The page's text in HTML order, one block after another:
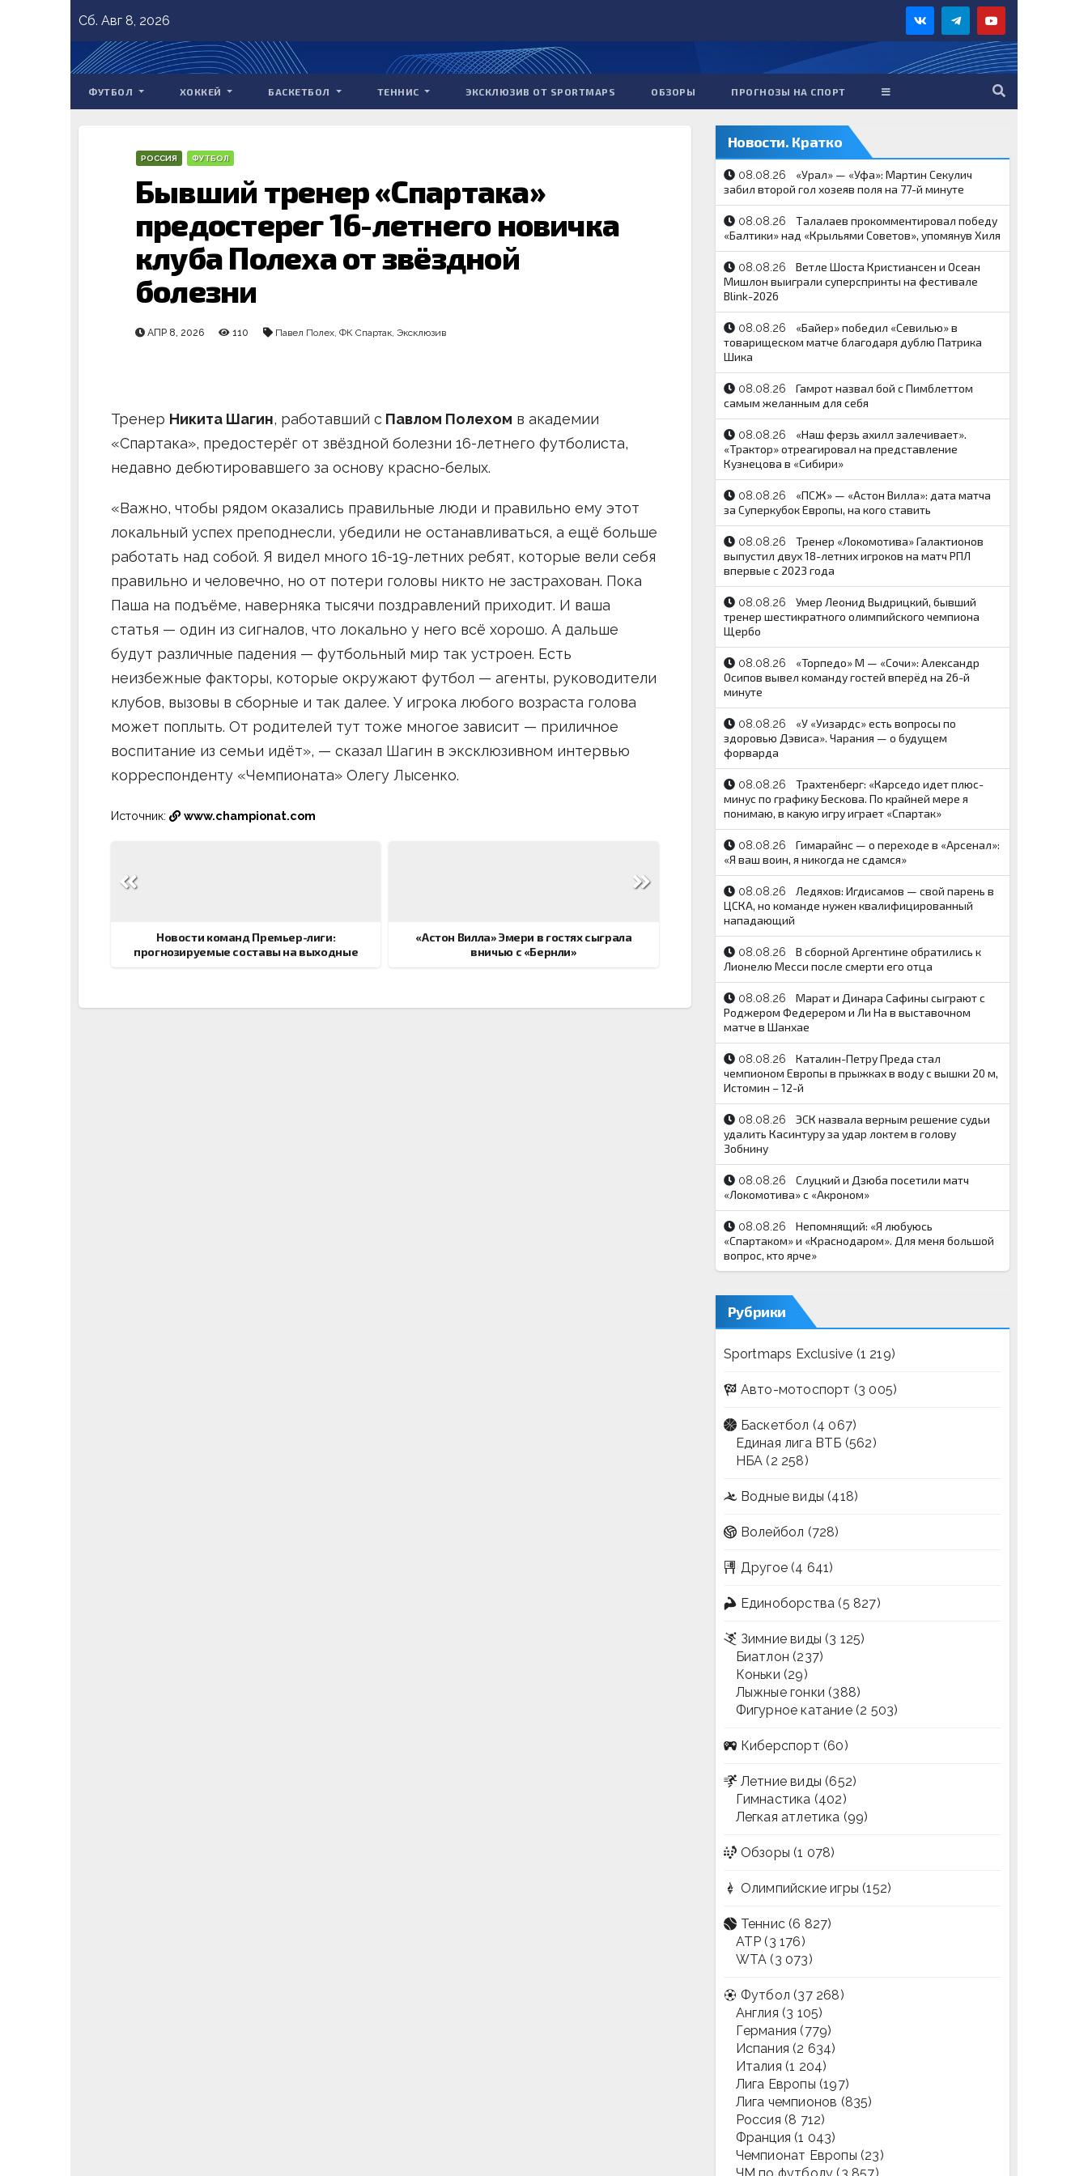
to
content
Сб. Авг 8, 2026
ФУТБОЛ ХОККЕЙ БАСКЕТБОЛ ТЕННИС ЭКСКЛЮЗИВ ОТ SPORTMAPS ОБЗОРЫ ПРОГНОЗЫ НА СПОРТ
РОССИЯ ФУТБОЛ
Бывший тренер «Спартака»
предостерег 16-летнего новичка
клуба Полеха от звёздной
болезни
АПР 8, 2026 110 Павел Полех, ФК Спартак, Эксклюзив
Тренер Никита Шагин, работавший с Павлом Полехом в академии
«Спартака», предостерёг от звёздной болезни 16-летнего футболиста,
недавно дебютировавшего за основу красно-белых.
«Важно, чтобы рядом оказались правильные люди и правильно ему этот
локальный успех преподнесли, убедили не останавливаться, а ещё больше
работать над собой. Я видел много 16-19-летних ребят, которые вели себя
правильно и человечно, но от потери головы никто не застрахован. Пока
Паша на подъёме, наверняка тысячи поздравлений приходит. И ваша
статья — один из сигналов, что локально у него всё хорошо. А дальше
будут различные падения — футбольный мир так устроен. Есть
неизбежные факторы, которые окружают футбол — агенты, руководители
клубов, вызовы в сборные и так далее. У игрока любого возраста голова
может поплыть. От родителей тут тоже многое зависит — приличное
воспитание из семьи идёт», — сказал Шагин в эксклюзивном интервью
корреспонденту «Чемпионата» Олегу Лысенко.
Источник: www.championat.com
по
Новости команд Премьер-лиги:
прогнозируемые составы на выходные
«Астон Вилла» Эмери в гостях сыграла
вничью с «Бернли»
Новости. Кратко
08.08.26
«Урал» — «Уфа»: Мартин Секулич
забил второй гол хозеяв поля на 77-й минуте
08.08.26
Талалаев прокомментировал победу
«Балтики» над «Крыльями Советов», упомянув Хиля
08.08.26
Ветле Шоста Кристиансен и Осеан
Мишлон выиграли суперспринты на фестивале
Blink-2026
08.08.26
«Байер» победил «Севилью» в
товарищеском матче благодаря дублю Патрика
Шика
08.08.26
Гамрот назвал бой с Пимблеттом
самым желанным для себя
08.08.26
«Наш ферзь ахилл залечивает».
«Трактор» отреагировал на представление
Кузнецова в «Сибири»
08.08.26
«ПСЖ» — «Астон Вилла»: дата матча
за Суперкубок Европы, на кого ставить
08.08.26
Тренер «Локомотива» Галактионов
выпустил двух 18-летних игроков на матч РПЛ
впервые с 2023 года
08.08.26
Умер Леонид Выдрицкий, бывший
тренер шестикратного олимпийского чемпиона
Щербо
08.08.26
«Торпедо» М — «Сочи»: Александр
Осипов вывел команду гостей вперёд на 26-й
минуте
08.08.26
«У «Уизардс» есть вопросы по
здоровью Дэвиса». Чарания — о будущем
форварда
08.08.26
Трахтенберг: «Карседо идет плюс-
минус по графику Бескова. По крайней мере я
понимаю, в какую игру играет «Спартак»
08.08.26
Гимарайнс — о переходе в «Арсенал»:
«Я ваш воин, я никогда не сдамся»
08.08.26
Ледяхов: Игдисамов — свой парень в
ЦСКА, но команде нужен квалифицированный
нападающий
08.08.26
В сборной Аргентине обратились к
Лионелю Месси после смерти его отца
08.08.26
Марат и Динара Сафины сыграют с
Роджером Федерером и Ли На в выставочном
матче в Шанхае
08.08.26
Каталин-Петру Преда стал
чемпионом Европы в прыжках в воду с вышки 20 м,
Истомин – 12-й
08.08.26
ЭСК назвала верным решение судьи
удалить Касинтуру за удар локтем в голову
Зобнину
08.08.26
Слуцкий и Дзюба посетили матч
«Локомотива» с «Акроном»
08.08.26
Непомнящий: «Я любуюсь
«Спартаком» и «Краснодаром». Для меня большой
вопрос, кто ярче»
Рубрики
Sportmaps Exclusive (1 219)
Авто-мотоспорт (3 005)
Баскетбол (4 067)
Единая лига ВТБ (562)
НБА (2 258)
Водные виды (418)
Волейбол (728)
Другое (4 641)
Единоборства (5 827)
Зимние виды (3 125)
Биатлон (237)
Коньки (29)
Лыжные гонки (388)
Фигурное катание(2 503)
Киберспорт (60)
Летние виды (652)
Гимнастика (402)
Легкая атлетика (99)
Обзоры (1 078)
Олимпийские игры (152)
Теннис (6 827)
ATP (3 176)
WTA (3 073)
Футбол (37 268)
Англия (3 105)
Германия (779)
Испания (2 634)
Италия (1 204)
Лига Европы (197)
Лига чемпионов (835)
Россия (8 712)
Франция (1 043)
Чемпионат Европы (23)